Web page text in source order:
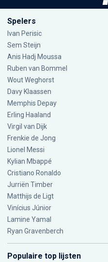
Spelers
Ivan Perisic
Sem Steijn
Anis Hadj Moussa
Ruben van Bommel
Wout Weghorst
Davy Klaassen
Memphis Depay
Erling Haaland
Virgil van Dijk
Frenkie de Jong
Lionel Messi
Kylian Mbappé
Cristiano Ronaldo
Jurriën Timber
Matthijs de Ligt
Vinícius Júnior
Lamine Yamal
Ryan Gravenberch
Populaire top lijsten